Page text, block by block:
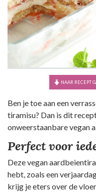
NAAR RECEPT
Ben je toe aan een
tiramisu? Dan is dit
onweerstaanbare vegan
Perfect voor
Deze vegan
hebt, zoals een
krijg je eters over de